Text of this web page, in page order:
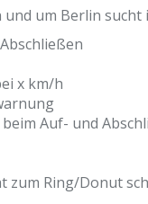
um Berlin
x km/h
Auf- und
zum Ring/Donut